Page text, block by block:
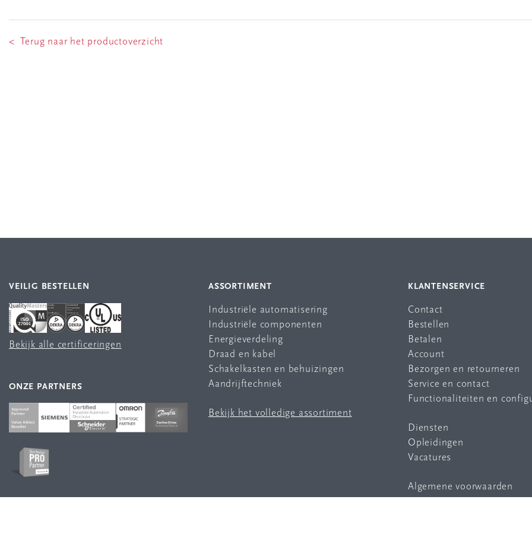
< Terug naar het productoverzicht
VEILIG BESTELLEN
Bekijk alle certificeringen
ONZE PARTNERS
ASSORTIMENT
Industriële automatisering
Industriële componenten
Energieverdeling
Draad en kabel
Schakelkasten en behuizingen
Aandrijftechniek
Bekijk het volledige assortiment
KLANTENSERVICE
Contact
Bestellen
Betalen
Account
Bezorgen en retourneren
Service en contact
Functionaliteiten en
Diensten
Opleidingen
Vacatures
Algemene voorwaarden